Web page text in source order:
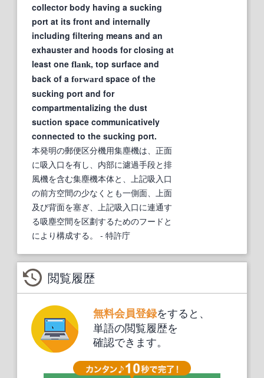
collector body having a sucking
port at its front and internally
including filtering means and an
exhauster and hoods for closing at
least one flank, top surface and
back of a forward space of the
sucking port and for
compartmentalizing the dust
suction space communicatively
connected to the sucking port.
本発明の郵便区分機用集塵機は、正面
に吸入口を有し、内部に濾過手段と排
風機を含む集塵機本体と、上記吸入口
の前方空間の少なくとも一側面、上面
及び背面を塞ぎ、上記吸入口に連通す
る吸塵空間を区劃するためのフードと
により構成する。
- 特許庁
閲覧履歴
無料会員登録をすると、
単語の閲覧履歴を
確認できます。